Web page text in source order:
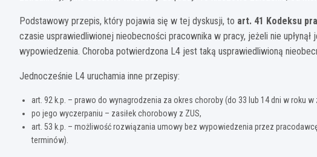
Podstawowy przepis, który pojawia się w tej dyskusji, to art. 41 Kodeksu
czasie usprawiedliwionej nieobecności pracownika w pracy, jeżeli nie
wypowiedzenia. Choroba potwierdzona L4 jest taką usprawiedliwioną
Jednocześnie L4 uruchamia inne przepisy:
art. 92 k.p. – prawo do wynagrodzenia za okres choroby (do 33 lub 14 dni w roku
po jego wyczerpaniu – zasiłek chorobowy z ZUS,
art. 53 k.p. – możliwość rozwiązania umowy bez wypowiedzenia przez
terminów).